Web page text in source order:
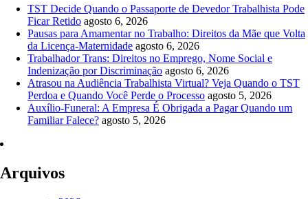
TST Decide Quando o Passaporte de Devedor Trabalhista Pode
Ficar Retido agosto 6, 2026
Pausas para Amamentar no Trabalho: Direitos da Mãe que Volta
da Licença-Maternidade agosto 6, 2026
Trabalhador Trans: Direitos no Emprego, Nome Social e
Indenização por Discriminação agosto 6, 2026
Atrasou na Audiência Trabalhista Virtual? Veja Quando o TST
Perdoa e Quando Você Perde o Processo agosto 5, 2026
Auxílio-Funeral: A Empresa É Obrigada a Pagar Quando um
Familiar Falece? agosto 5, 2026
Arquivos